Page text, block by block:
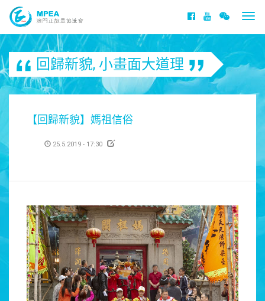
回歸新貌, 小畫面大道理
【回歸新貌】媽祖信俗
25.5.2019 - 17:30